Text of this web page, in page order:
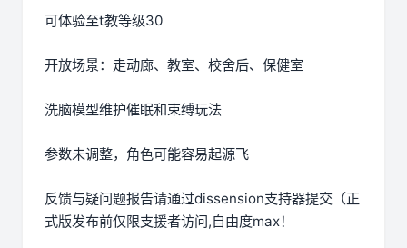
可体验至t教等级30
开放场景：走动廊、教室、校舍后、保健室
洗脑模型维护催眠和束缚玩法
参数未调整，角色可能容易起源飞
反馈与疑问题报告请通过dissension支持器提交（正
式版发布前仅限支援者访问,自由度max！